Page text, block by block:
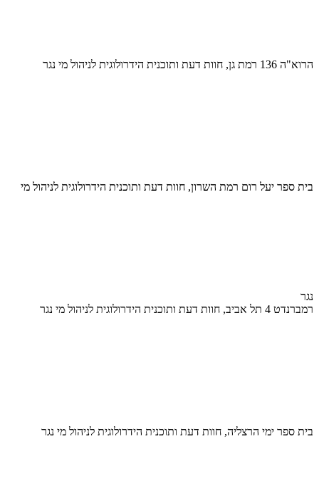
הרוא"ה 136 רמת גן, חוות דעת ותוכנית הידרולוגית לניהול מי נגר
בית ספר יעל רום רמת השרון, חוות דעת ותוכנית הידרולוגית לניהול מי
נגר
רמברנדט 4 תל אביב, חוות דעת ותוכנית הידרולוגית לניהול מי נגר
בית ספר ימי הרצליה, חוות דעת ותוכנית הידרולוגית לניהול מי נגר